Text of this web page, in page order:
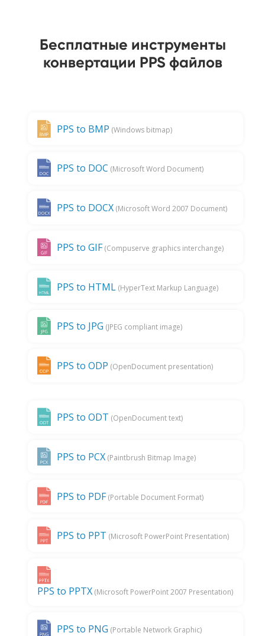
Бесплатные инструменты
конвертации PPS файлов
PPS to BMP (Windows bitmap)
PPS to DOC (Microsoft Word Document)
PPS to DOCX (Microsoft Word 2007 Document)
PPS to GIF (Compuserve graphics interchange)
PPS to HTML (HyperText Markup Language)
PPS to JPG (JPEG compliant image)
PPS to ODP (OpenDocument presentation)
PPS to ODT (OpenDocument text)
PPS to PCX (Paintbrush Bitmap Image)
PPS to PDF (Portable Document Format)
PPS to PPT (Microsoft PowerPoint Presentation)
PPS to PPTX (Microsoft PowerPoint 2007 Presentation)
PPS to PNG (Portable Network Graphic)